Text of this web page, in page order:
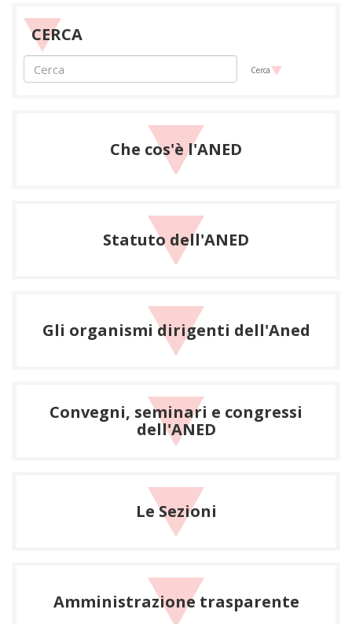
CERCA
Cerca
Che cos'è l'ANED
Statuto dell'ANED
Gli organismi dirigenti dell'Aned
Convegni, seminari e congressi
dell'ANED
Le Sezioni
Amministrazione trasparente